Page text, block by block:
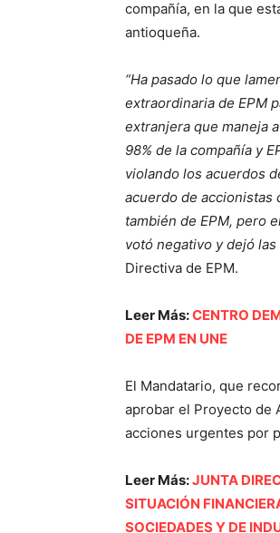
compañía, en la que
antioqueña.
“Ha pasado lo que
extraordinaria de EPM
extranjera que maneja
98% de la compañía y
violando los acuerdos
acuerdo de accionistas
también de EPM, pero
votó negativo y dejó
Directiva de EPM.
Leer Más:CENTRO
DE EPM EN UNE
El Mandatario, que
aprobar el Proyecto de
acciones urgentes por
Leer Más:JUNTA
SITUACIÓN
SOCIEDADES Y DE